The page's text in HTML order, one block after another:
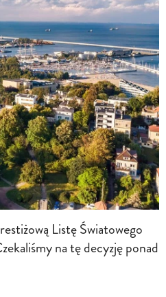
Listę Światowego
na tę decyzję ponad